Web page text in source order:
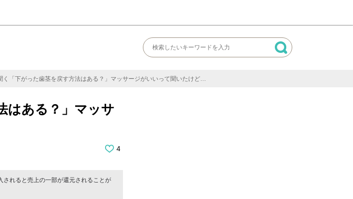
く「下がった歯茎を戻す方法はある？」マッサージがいいって聞いたけど…
はある？」マッサ
4
れると売上の一部が還元されることが